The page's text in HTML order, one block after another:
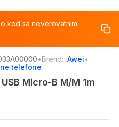
%
kod sa neverovatnim
•Brend: Awei•
telefone
Micro-B M/M 1m